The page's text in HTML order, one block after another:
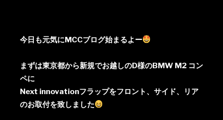
今日も元気にMCCブログ始まるよー
まずは東京都から新規でお越しのD様のBMW M2 コン
ペに
Next innovationフラップをフロント、サイド、リア
のお取付を致しました